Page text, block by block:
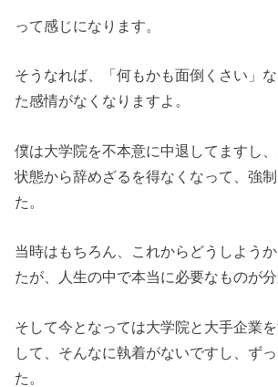
って感じになります。
そうなれば、「何もかも面倒くさい」
た感情がなくなりますよ。
僕は大学院を不本意に中退してますし
状態から辞めざるを得なくなって、強
た。
当時はもちろん、これからどうしよう
たが、人生の中で本当に必要なものが分
そして今となっては大学院と大手企業
して、そんなに執着がないですし、ずっ
た。